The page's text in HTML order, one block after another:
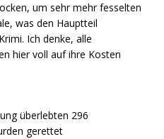
um sehr mehr fesselten
was den Hauptteil
Ich denke, alle
hier voll auf ihre Kosten
überlebten 296
gerettet